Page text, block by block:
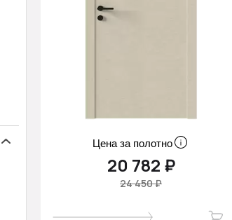
Цена за полотно
20 782 ₽
24 450 ₽